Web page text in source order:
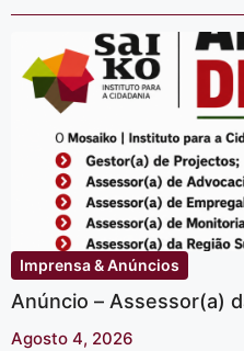
Imprensa & Anúncios
Anúncio – Assessor(a)
Agosto 4, 2026